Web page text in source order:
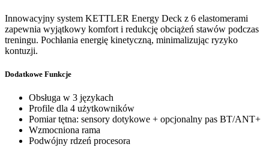
Innowacyjny system KETTLER Energy Deck z 6 elastomerami
zapewnia wyjątkowy komfort i redukcję obciążeń stawów podczas
treningu. Pochłania energię kinetyczną, minimalizując ryzyko
kontuzji.
Dodatkowe Funkcje
Obsługa w 3 językach
Profile dla 4 użytkowników
Pomiar tętna: sensory dotykowe + opcjonalny pas BT/ANT+
Wzmocniona rama
Podwójny rdzeń procesora